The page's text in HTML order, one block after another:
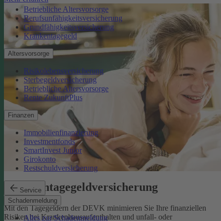
Betriebliche Altersvorsorge
Berufsunfähigkeitsversicherung
Grundfähigkeitsversicherung
Krankentagegeld
Altersvorsorge
Risikolebensversicherung
Sterbegeldversicherung
Betriebliche Altersvorsorge
Rente ZukunftPlus
Finanzen
Immobilienfinanzierung
Investmentfonds
SmartInvest Junior
Girokonto
Restschuldversicherung
Service
Schadenmeldung
Alles zur Schadenmeldung
Krankentagegeldversicherung
Mit den Tagegeldern der DEVK minimieren Sie Ihre finanziellen
Risiken bei Krankenhausaufenthalten und unfall- oder